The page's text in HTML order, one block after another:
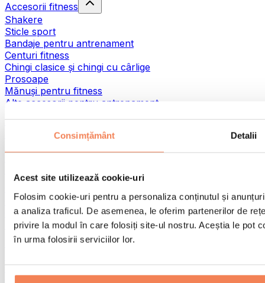
Consimțământ Detalii
Acest site utilizează cookie-uri
Folosim cookie-uri pentru a personaliza conținutul și
a analiza traficul. De asemenea, le oferim partenerilor de
privire la modul în care folosiți site-ul nostru. Aceștia le pot
în urma folosirii serviciilor lor.
Accesorii fitness
Shakere
Sticle sport
Bandaje pentru antrenament
Centuri fitness
Chingi clasice și chingi cu cârlige
Prosoape
Mănuși pentru fitness
Alte accesorii pentru antrenament
Ajutoare pentru reabilitare
Pistoale de masaj
Genți și accesorii pentru alimente
Genți pentru sala de sport
Rucsacuri
Accesorii în funcție de activitate
Sporturi de contact